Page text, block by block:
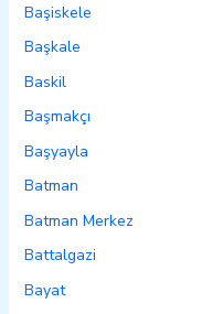
Başiskele
Başkale
Baskil
Başmakçı
Başyayla
Batman
Batman Merkez
Battalgazi
Bayat